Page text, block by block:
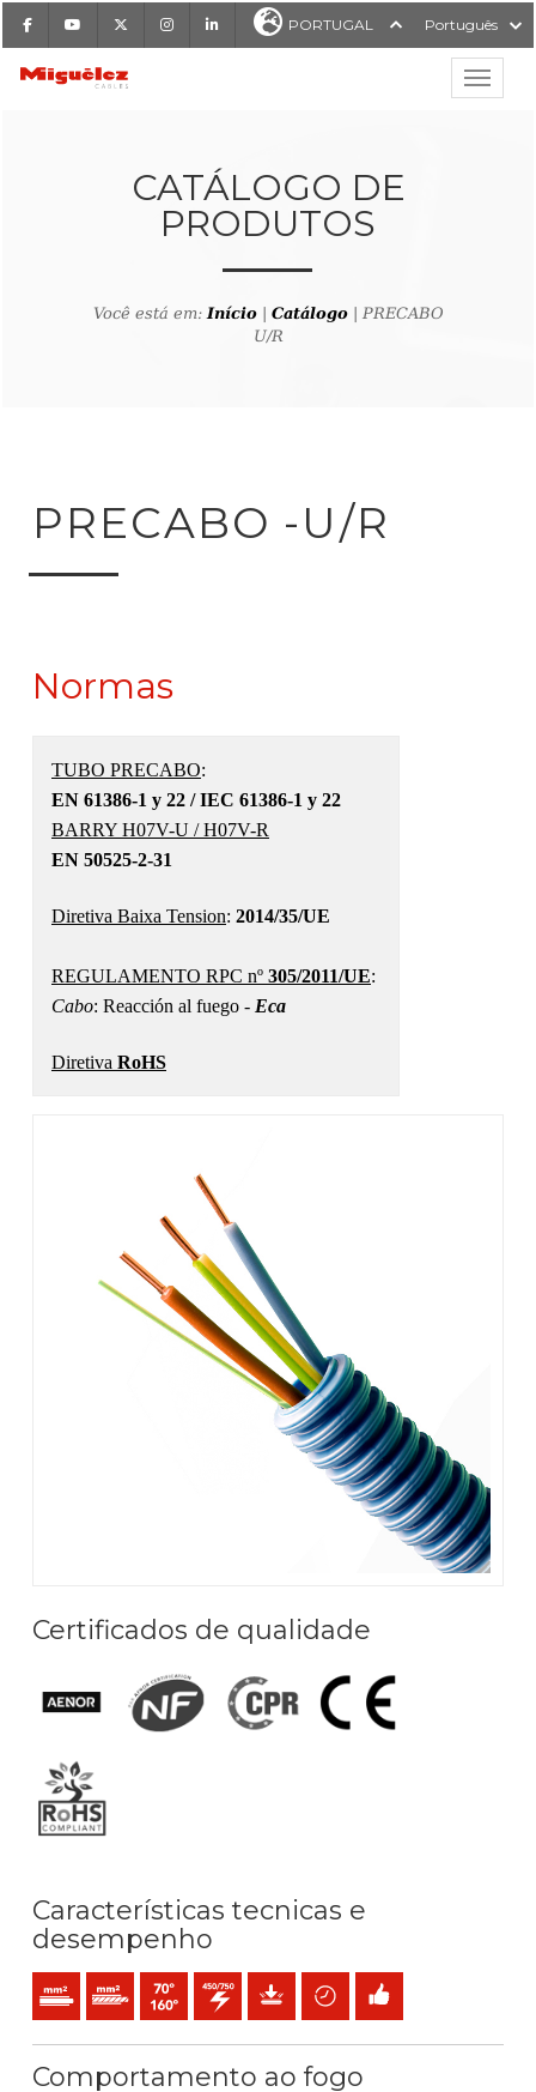
FacebookYoutube InstagramLinkedIn PORTUGAL Português
Miguélez Cabos
CATÁLOGO DE
PRODUTOS
Você está em:Início| Catálogo| PRECABO
U/R
ao buscador de produtos
PRECABO -U/R
Normas
TUBO PRECABO:
EN 61386-1 y 22 / IEC 61386-1 y 22
BARRY H07V-U / H07V-R
EN 50525-2-31
Diretiva Baixa Tension: 2014/35/UE
REGULAMENTO RPC nº 305/2011/UE:
Cabo: Reacción al fuego - Eca
Diretiva RoHS
Certificados de qualidade
Características tecnicas e
desempenho
Condutor rígido maciço (classe 1) mm2
Condutor rígido cableado (classe 2) mm2
Temperatura máx. serviço: 70ºC / 160ºC
450 / 750 V C.A.Proteção mecânica
Poupança de tempo
Fácil instalação
Comportamento ao fogo